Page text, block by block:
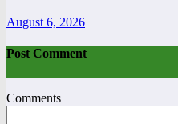
August 6, 2026
Post Comment
Comments